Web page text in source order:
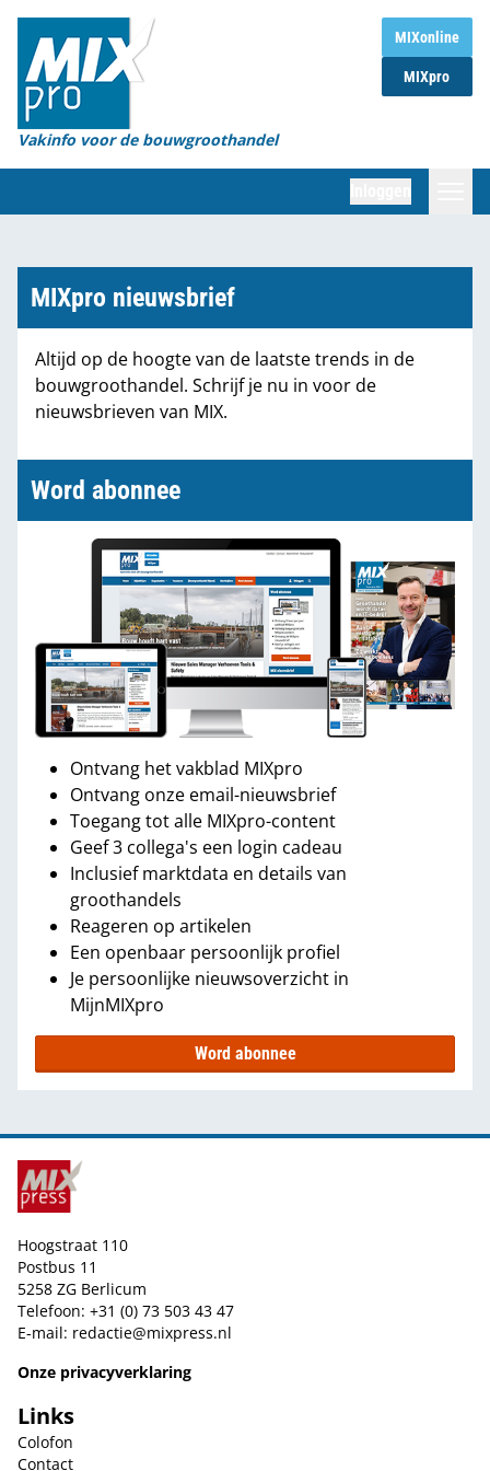
MIXonline
MIXpro
Vakinfo voor de bouwgroothandel
Home
Magazines
Organisaties
Marktcijfers
Partners
MIXpro nieuwsbrief
Altijd op de hoogte van de laatste trends in de
bouwgroothandel. Schrijf je nu in voor de
nieuwsbrieven van MIX.
Word abonnee
Ontvang het vakblad MIXpro
Ontvang onze email-nieuwsbrief
Toegang tot alle MIXpro-content
Geef 3 collega's een login cadeau
Inclusief marktdata en details van
groothandels
Reageren op artikelen
Een openbaar persoonlijk profiel
Je persoonlijke nieuwsoverzicht in
MijnMIXpro
Word abonnee
Hoogstraat 110
Postbus 11
5258 ZG Berlicum
Telefoon: +31 (0) 73 503 43 47
E-mail: redactie@mixpress.nl
Onze privacyverklaring
Links
Colofon
Contact